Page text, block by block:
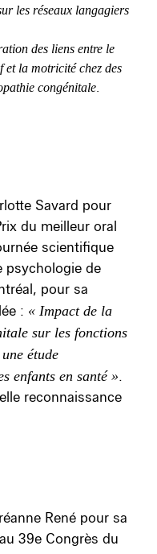
les réseaux langagiers
des liens entre le
et la motricité chez des
congénitale.
Savard pour
du meilleur oral
scientifique
psychologie de
pour sa
: « Impact de la
sur les fonctions
étude
enfants en santé ».
reconnaissance
René pour sa
39e Congrès du